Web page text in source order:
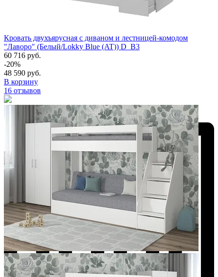
Кровать двухъярусная с диваном и лестницей-комодом
"Лаворо" (Белый/Lokky Blue (AT)) D_B3
60 716 руб.
-20%
48 590 руб.
В корзину
16 отзывов